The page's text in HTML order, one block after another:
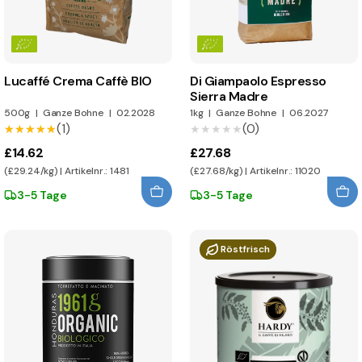
Lucaffé Crema Caffè BIO
500g | Ganze Bohne | 02.2028
★★★★★
★★★★★(1)
£14.62
(£29.24/kg) | Artikelnr.: 1481
3-5 Tage
Di Giampaolo Espresso
Sierra Madre
1kg | Ganze Bohne | 06.2027
★★★★★
★★★★★(0)
£27.68
(£27.68/kg) | Artikelnr.: 11020
3-5 Tage
Röstfrisch